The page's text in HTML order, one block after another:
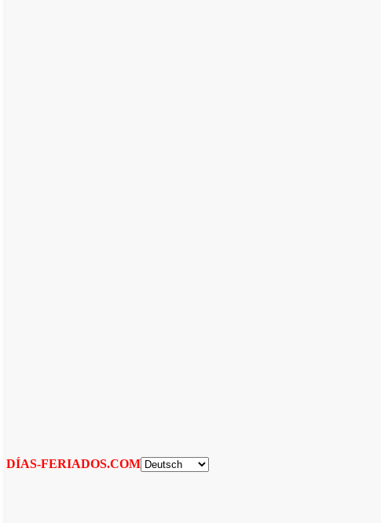
DÍAS-FERIADOS.COM